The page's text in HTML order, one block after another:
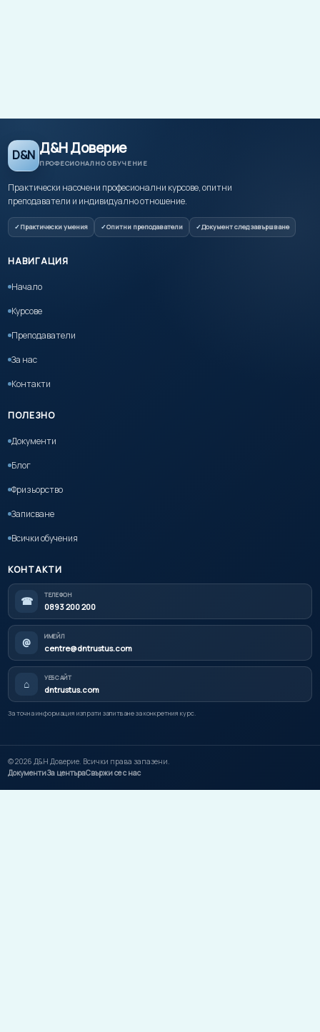
D&N Д&Н Доверие
ПРОФЕСИОНАЛНО ОБУЧЕНИЕ
Практически насочени професионални курсове, опитни
преподаватели и индивидуално отношение.
Практически умения Опитни преподаватели Документ след завършване
НАВИГАЦИЯ
Начало
Курсове
Преподаватели
За нас
Контакти
ПОЛЕЗНО
Документи
Блог
Фризьорство
Записване
Всички обучения
КОНТАКТИ
☎ ТЕЛЕФОН
0893 200 200
@ ИМЕЙЛ
centre@dntrustus.com
⌂ УЕБСАЙТ
dntrustus.com
За точна информация изпрати запитване за конкретния курс.
©2026 Д&Н Доверие. Всички права запазени.
ДокументиЗа центъраСвържи се с нас